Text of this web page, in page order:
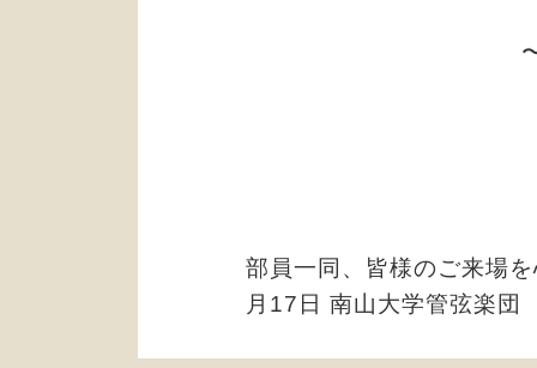
部員一同、皆様のご来場
月17日 南山大学管弦楽団